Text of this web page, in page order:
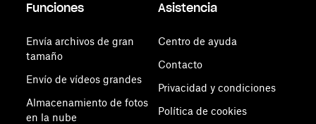
Funciones
Envía archivos de gran
tamaño
Envío de vídeos grandes
Almacenamiento de fotos
en la nube
Asistencia
Centro de ayuda
Contacto
Privacidad y condiciones
Política de cookies